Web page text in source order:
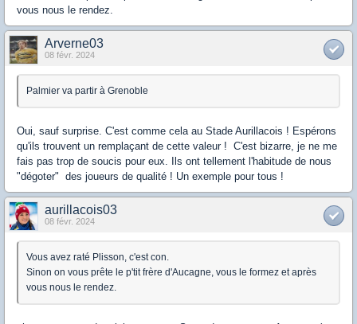
vous nous le rendez.
Arverne03
08 févr. 2024
Palmier va partir à Grenoble
Oui, sauf surprise. C'est comme cela au Stade Aurillacois ! Espérons
qu'ils trouvent un remplaçant de cette valeur ! C'est bizarre, je ne me
fais pas trop de soucis pour eux. Ils ont tellement l'habitude de nous
"dégoter" des joueurs de qualité ! Un exemple pour tous !
aurillacois03
08 févr. 2024
Vous avez raté Plisson, c'est con.
Sinon on vous prête le p'tit frère d'Aucagne, vous le formez et après
vous nous le rendez.